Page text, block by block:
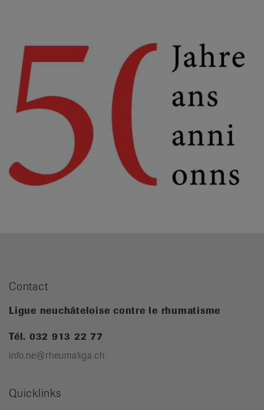
Contact
Ligue neuchâteloise contre le rhumatisme
Tél. 032 913 22 77
info.ne@rheumaliga.ch
Quicklinks